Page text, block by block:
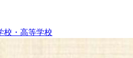
校・高等学校